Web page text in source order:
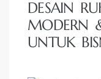
DESAIN
MODERN
UNTUK